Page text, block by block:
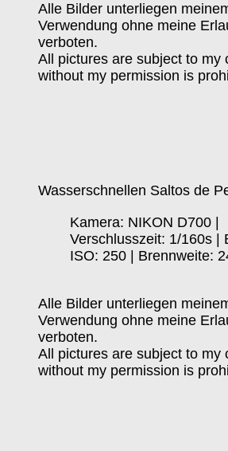
Alle Bilder unterliegen
Verwendung ohne meine
verboten.
All pictures are subject to my
without my permission is
Wasserschnellen Saltos de
Kamera: NIKON D700 |
Verschlusszeit: 1/160s |
ISO: 250 | Brennweite:
Alle Bilder unterliegen
Verwendung ohne meine
verboten.
All pictures are subject to my
without my permission is